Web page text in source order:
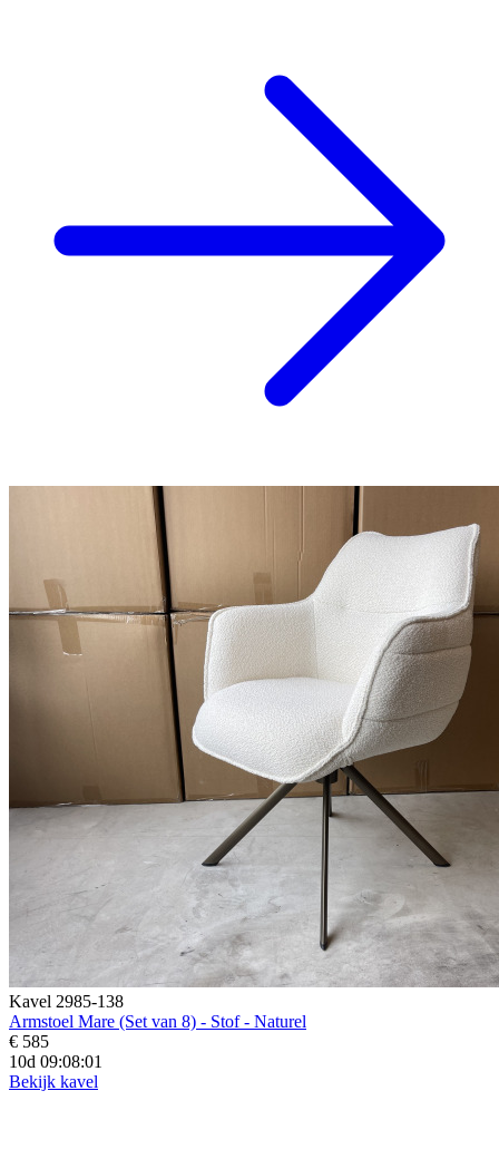
Kavel 2985-138
Armstoel Mare (Set van 8) - Stof - Naturel
€ 585
10d 09:07:59
Bekijk kavel